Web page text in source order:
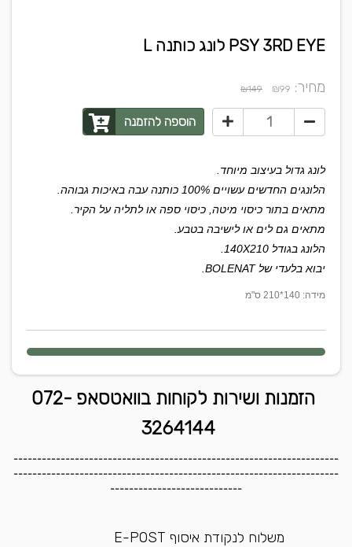
PSY 3RD EYE לונג כותנה L
מחיר: ₪99
₪149
הוספה להזמנה
לונג גדול בעיצוב מיוחד.
הלונגים החדשים עשויים 100% כותנה עבה באיכות גבוהה.
מתאים בתור כיסוי מיטה, כיסוי ספה או לתליה על הקיר.
מתאים גם לים או לישיבה בטבע.
הלונג בגודל 140X210.
יבוא בלעדי של BOLENAT.
מידה: 140*210 ס"מ
הזמנות ושירות לקוחות בוואטסאפ 072-
3264144
---------------------------------------------------------------------
---------------------------------------------------------------------
----------------------------
משלוח לנקודת איסוף E-POST